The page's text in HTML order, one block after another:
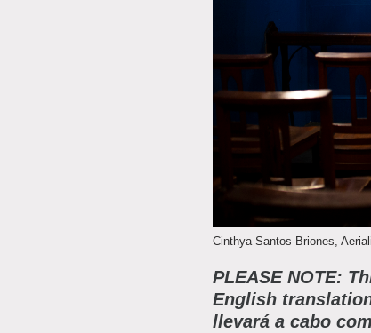
Cinthya Santos-Briones,
PLEASE NOTE:
English
llevará a cabo